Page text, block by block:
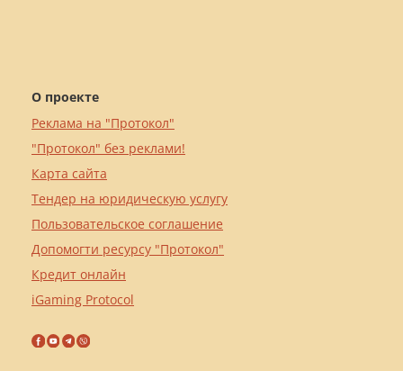
О проекте
Реклама на "Протокол"
"Протокол" без реклами!
Карта сайта
Тендер на юридическую услугу
Пользовательское соглашение
Допомогти ресурсу "Протокол"
Кредит онлайн
iGaming Protocol